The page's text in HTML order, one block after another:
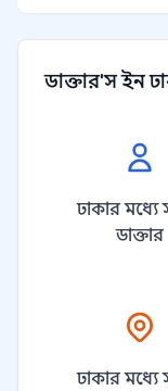
ডাক্তার'স ইন
ঢাকার
ডাক্তার
ঢাকার